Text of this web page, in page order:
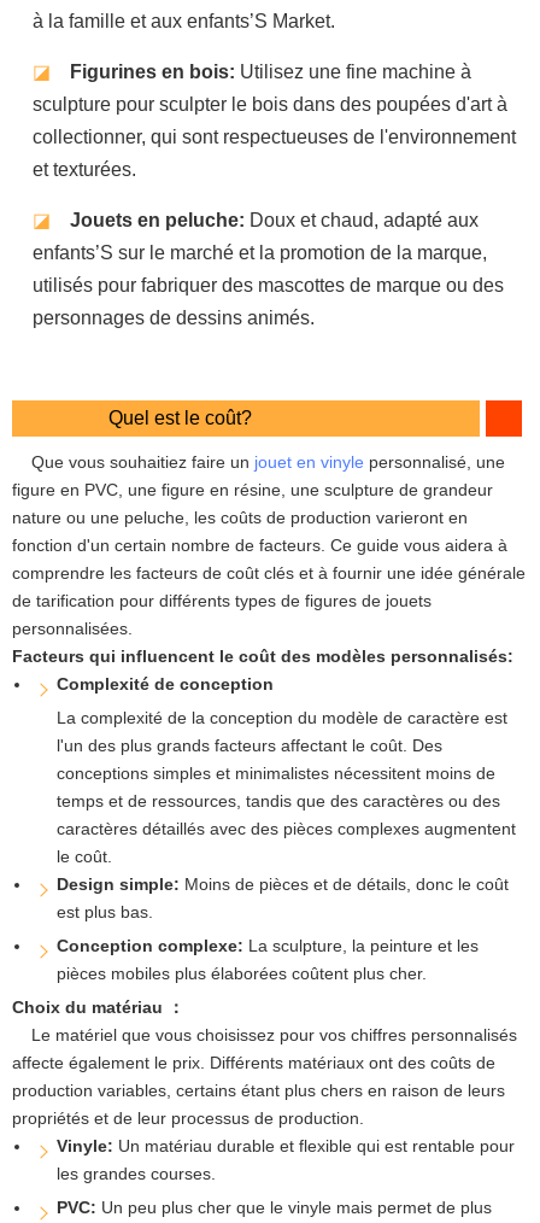
à la famille et aux enfants’S Market.
◪ Figurines en bois: Utilisez une fine machine à
sculpture pour sculpter le bois dans des poupées d'art à
collectionner, qui sont respectueuses de l'environnement
et texturées.
◪ Jouets en peluche: Doux et chaud, adapté aux
enfants’S sur le marché et la promotion de la marque,
utilisés pour fabriquer des mascottes de marque ou des
personnages de dessins animés.
Quel est le coût?
Que vous souhaitiez faire un jouet en vinyle personnalisé, une
figure en PVC, une figure en résine, une sculpture de grandeur
nature ou une peluche, les coûts de production varieront en
fonction d'un certain nombre de facteurs. Ce guide vous aidera à
comprendre les facteurs de coût clés et à fournir une idée générale
de tarification pour différents types de figures de jouets
personnalisées.
Facteurs qui influencent le coût des modèles personnalisés:
Complexité de conception
La complexité de la conception du modèle de caractère est
l'un des plus grands facteurs affectant le coût. Des
conceptions simples et minimalistes nécessitent moins de
temps et de ressources, tandis que des caractères ou des
caractères détaillés avec des pièces complexes augmentent
le coût.
Design simple: Moins de pièces et de détails, donc le coût
est plus bas.
Conception complexe: La sculpture, la peinture et les
pièces mobiles plus élaborées coûtent plus cher.
Choix du matériau ：
Le matériel que vous choisissez pour vos chiffres personnalisés
affecte également le prix. Différents matériaux ont des coûts de
production variables, certains étant plus chers en raison de leurs
propriétés et de leur processus de production.
Vinyle: Un matériau durable et flexible qui est rentable pour
les grandes courses.
PVC: Un peu plus cher que le vinyle mais permet de plus